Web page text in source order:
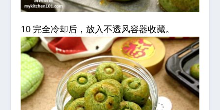
10 完全冷却后，放入不透风容器收藏。